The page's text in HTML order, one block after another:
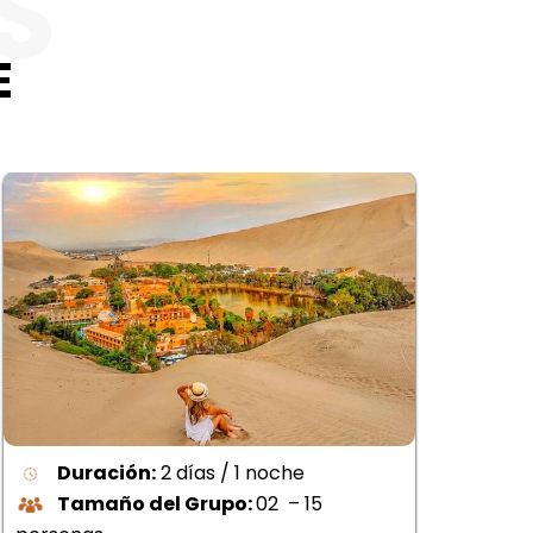
Duración:2 horas
Tamaño del Grupo:Mínimo 02